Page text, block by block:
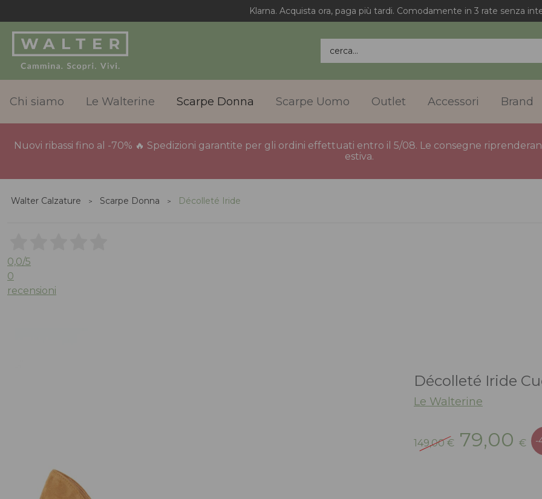
Klarna. Acquista ora, paga più tardi. Comodamente in 3 rate senza
cerca...
Chi siamo Le Walterine Scarpe Donna Scarpe Uomo Outlet Accessori Brand
Nuovi ribassi fino al -70% 🔥 Spedizioni garantite per gli ordini effettuati entro il 5/08. Le consegne
estiva.
Walter Calzature Scarpe Donna Décolleté Iride
0,0/5
0
recensioni
Décolleté Iride
Le Walterine
149,00€
Il
prezzo
79,00 €
Il
-